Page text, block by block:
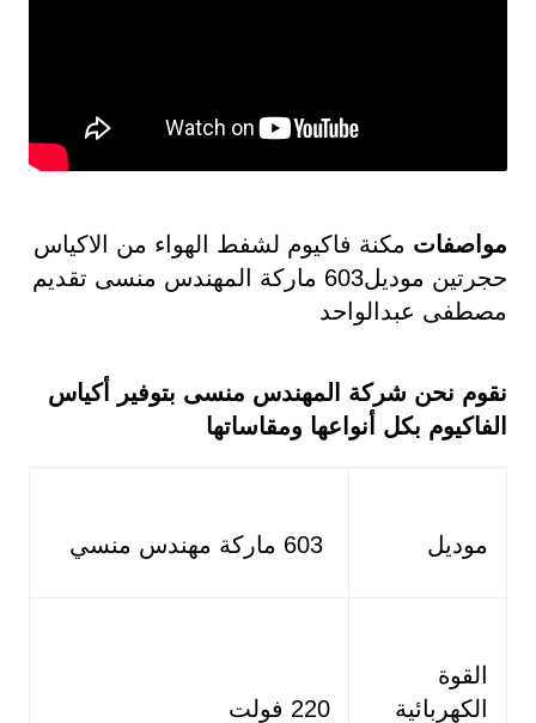
مواصفات مكنة فاكيوم لشفط الهواء من الاكياس
حجرتين موديل603 ماركة المهندس منسى تقديم
مصطفى عبدالواحد
نقوم نحن شركة المهندس منسى بتوفير أكياس
الفاكيوم بكل أنواعها ومقاساتها
موديل
القوة
الكهربائية
220 فولت